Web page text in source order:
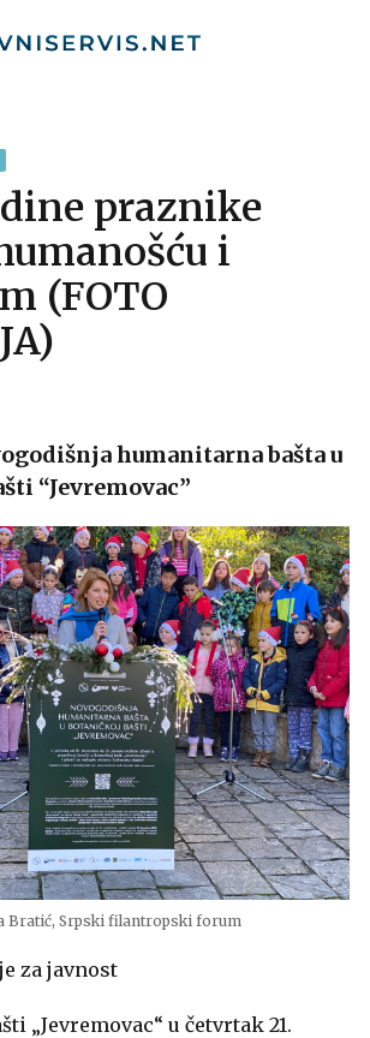
praznike
i
(FOTO
humanitarna bašta u
“Jevremovac”
Bratić, Srpski filantropski forum
za javnost
„Jevremovac“ u četvrtak 21.